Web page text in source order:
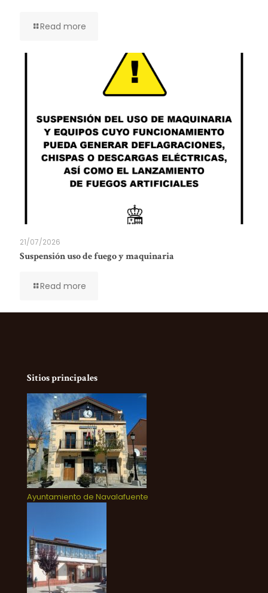
Read more
21/07/2026
Suspensión uso de fuego y maquinaria
Read more
Sitios principales
Ayuntamiento de Navalafuente